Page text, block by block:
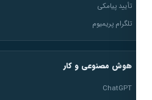
تأیید پیامکی
تلگرام پریمیوم
هوش مصنوعی و کار
ChatGPT